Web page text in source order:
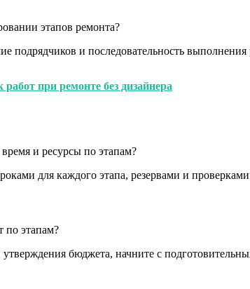
этапов ремонта?
подрядчиков и последовательность выполнения
работ при ремонте без дизайнера
и ресурсы по этапам?
для каждого этапа, резервами и проверками
по этапам?
бюджета, начните с